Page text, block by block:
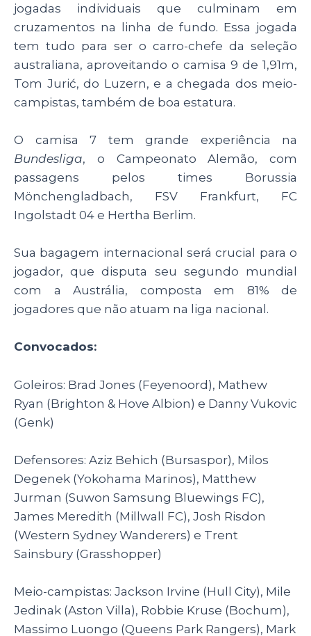
jogadas individuais que culminam em
cruzamentos na linha de fundo. Essa jogada
tem tudo para ser o carro-chefe da seleção
australiana, aproveitando o camisa 9 de 1,91m,
Tom Jurić, do Luzern, e a chegada dos meio-
campistas, também de boa estatura.
O camisa 7 tem grande experiência na
Bundesliga, o Campeonato Alemão, com
passagens pelos times Borussia
Mönchengladbach, FSV Frankfurt, FC
Ingolstadt 04 e Hertha Berlim.
Sua bagagem internacional será crucial para o
jogador, que disputa seu segundo mundial
com a Austrália, composta em 81% de
jogadores que não atuam na liga nacional.
Convocados:
Goleiros: Brad Jones (Feyenoord), Mathew
Ryan (Brighton & Hove Albion) e Danny Vukovic
(Genk)
Defensores: Aziz Behich (Bursaspor), Milos
Degenek (Yokohama Marinos), Matthew
Jurman (Suwon Samsung Bluewings FC),
James Meredith (Millwall FC), Josh Risdon
(Western Sydney Wanderers) e Trent
Sainsbury (Grasshopper)
Meio-campistas: Jackson Irvine (Hull City), Mile
Jedinak (Aston Villa), Robbie Kruse (Bochum),
Massimo Luongo (Queens Park Rangers), Mark